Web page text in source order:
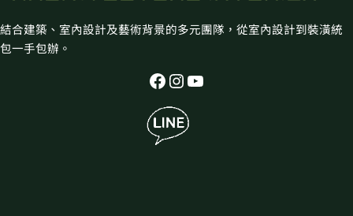
結合建築、室內設計及藝術背景的多元團隊，從室內設計到裝潢統
包一手包辦。